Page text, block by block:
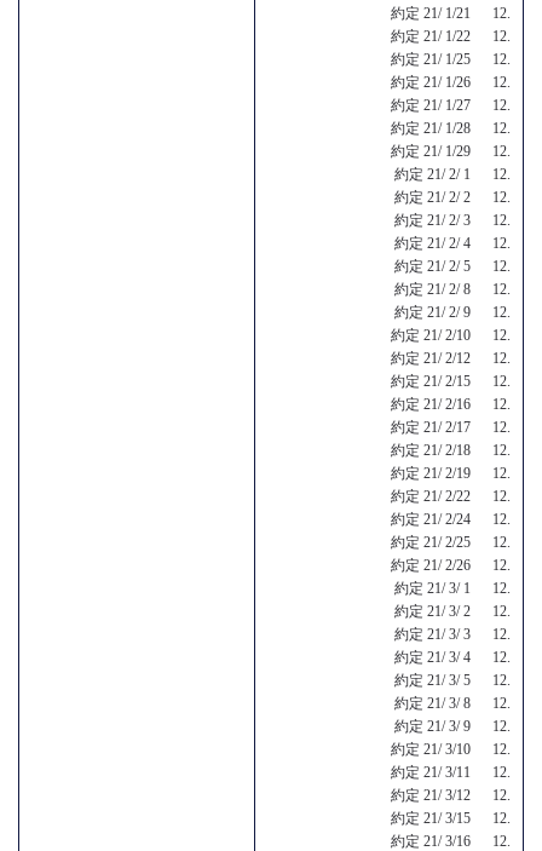
約定 21/ 1/21 12.
約定 21/ 1/22 12.
約定 21/ 1/25 12.
約定 21/ 1/26 12.
約定 21/ 1/27 12.
約定 21/ 1/28 12.
約定 21/ 1/29 12.
約定 21/ 2/ 1 12.
約定 21/ 2/ 2 12.
約定 21/ 2/ 3 12.
約定 21/ 2/ 4 12.
約定 21/ 2/ 5 12.
約定 21/ 2/ 8 12.
約定 21/ 2/ 9 12.
約定 21/ 2/10 12.
約定 21/ 2/12 12.
約定 21/ 2/15 12.
約定 21/ 2/16 12.
約定 21/ 2/17 12.
約定 21/ 2/18 12.
約定 21/ 2/19 12.
約定 21/ 2/22 12.
約定 21/ 2/24 12.
約定 21/ 2/25 12.
約定 21/ 2/26 12.
約定 21/ 3/ 1 12.
約定 21/ 3/ 2 12.
約定 21/ 3/ 3 12.
約定 21/ 3/ 4 12.
約定 21/ 3/ 5 12.
約定 21/ 3/ 8 12.
約定 21/ 3/ 9 12.
約定 21/ 3/10 12.
約定 21/ 3/11 12.
約定 21/ 3/12 12.
約定 21/ 3/15 12.
約定 21/ 3/16 12.